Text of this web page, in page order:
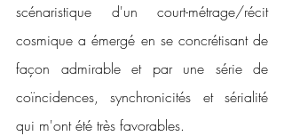
scénaristique d'un court-métrage/récit
cosmique a émergé en se concrétisant de
façon admirable et par une série de
coïncidences, synchronicités et sérialité
qui m'ont été très favorables.